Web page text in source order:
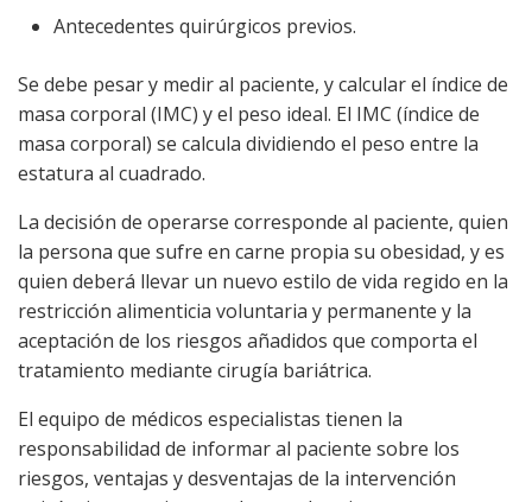
Antecedentes quirúrgicos previos.
Se debe pesar y medir al paciente, y calcular el índice de
masa corporal (IMC) y el peso ideal. El IMC (índice de
masa corporal) se calcula dividiendo el peso entre la
estatura al cuadrado.
La decisión de operarse corresponde al paciente, quien
la persona que sufre en carne propia su obesidad, y es
quien deberá llevar un nuevo estilo de vida regido en la
restricción alimenticia voluntaria y permanente y la
aceptación de los riesgos añadidos que comporta el
tratamiento mediante cirugía bariátrica.
El equipo de médicos especialistas tienen la
responsabilidad de informar al paciente sobre los
riesgos, ventajas y desventajas de la intervención